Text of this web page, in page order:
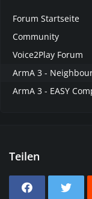
Forum Startseite
Community
Voice2Play Forum
ArmA 3 -
ArmA 3 - EASY
Teilen